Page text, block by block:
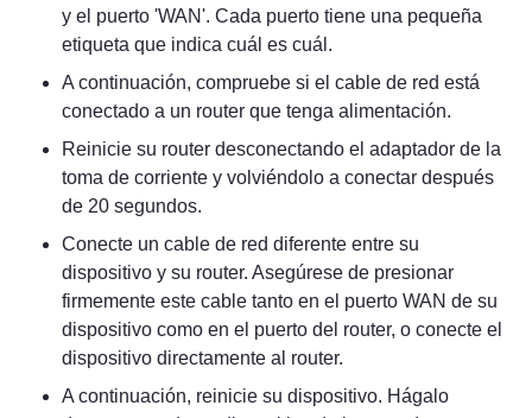
y el puerto 'WAN'. Cada puerto tiene una pequeña
etiqueta que indica cuál es cuál.
A continuación, compruebe si el cable de red está
conectado a un router que tenga alimentación.
Reinicie su router desconectando el adaptador de la
toma de corriente y volviéndolo a conectar después
de 20 segundos.
Conecte un cable de red diferente entre su
dispositivo y su router. Asegúrese de presionar
firmemente este cable tanto en el puerto WAN de su
dispositivo como en el puerto del router, o conecte el
dispositivo directamente al router.
A continuación, reinicie su dispositivo. Hágalo